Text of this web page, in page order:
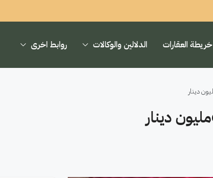
خريطة العقارات الدلالين والوكالات روابط اخرى